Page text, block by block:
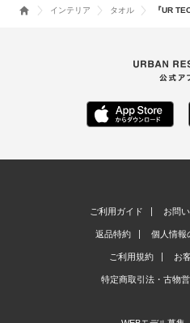
インテリア タオル 『UR
ご利用ガイド お問
返品特約 個人情報
ご利用規約 お
特定商取引法・古物